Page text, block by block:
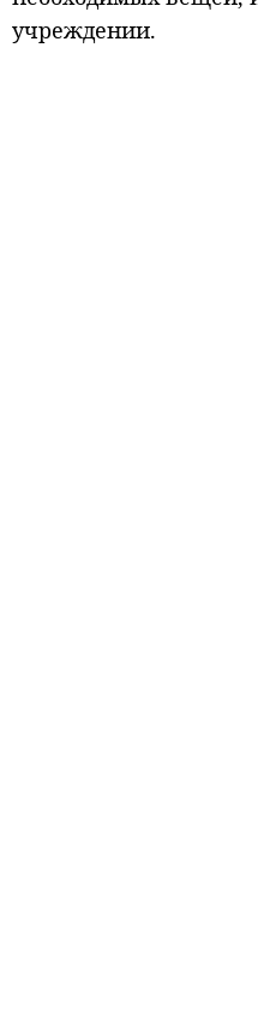
учреждении.